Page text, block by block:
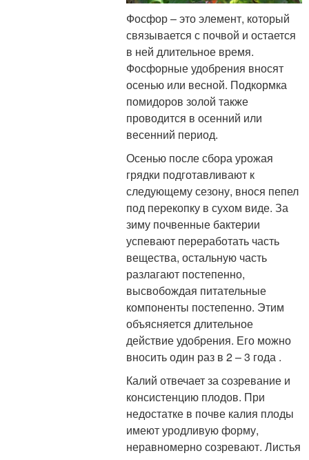
Фосфор – это элемент, который
связывается с почвой и остается
в ней длительное время.
Фосфорные удобрения вносят
осенью или весной. Подкормка
помидоров золой также
проводится в осенний или
весенний период.
Осенью после сбора урожая
грядки подготавливают к
следующему сезону, внося пепел
под перекопку в сухом виде. За
зиму почвенные бактерии
успевают переработать часть
вещества, остальную часть
разлагают постепенно,
высвобождая питательные
компоненты постепенно. Этим
объясняется длительное
действие удобрения. Его можно
вносить один раз в 2 – 3 года .
Калий отвечает за созревание и
консистенцию плодов. При
недостатке в почве калия плоды
имеют уродливую форму,
неравномерно созревают. Листья